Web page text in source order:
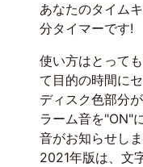
あなたのタイム
分タイマーです!
使い方はとって
て目的の時間に
ディスク色部分
ラーム音を"ON"
音がお知らせしま
2021年版は、文